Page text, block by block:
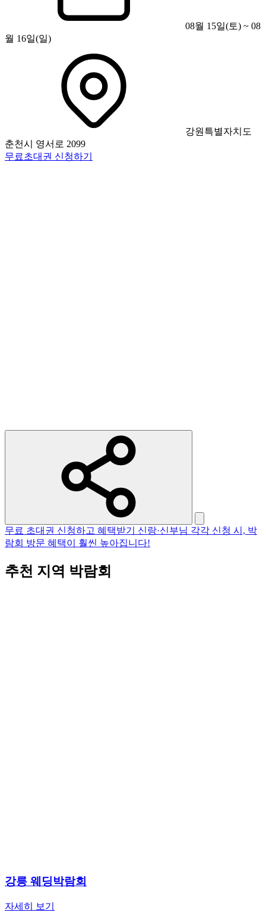
08월 15일(토) ~ 08
월 16일(일)
강원특별자치도
춘천시 영서로 2099
무료초대권 신청하기
무료 초대권 신청하고 혜택받기
신랑·신부님 각각 신청 시, 박
람회 방문 혜택이 훨씬 높아집니다!
추천 지역 박람회
강릉 웨딩박람회
자세히 보기